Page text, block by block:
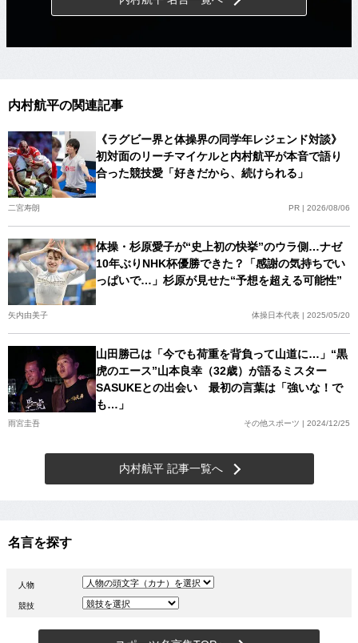
内村航平の関連記事
《ラグビー界と体操界の同学年レジェンド対談》
初対面のリーチマイケルと内村航平が本音で語り
合った競技愛「好きだから、続けられる」
二宮寿朗 PR | 2026/08/06
体操・杉原愛子が“史上初の快挙”のウラ側…ナゼ
10年ぶりNHK杯優勝できた？「感謝の気持ちでい
っぱいで…」杉原が見せた“予想を超える可能性”
矢内由美子 体操日本代表 | 2025/05/20
山田勝己は「今でも荷重を背負って山道に…」“黒
虎のエース”山本良幸（32歳）が語るミスター
SASUKEとの出会い 最初の言葉は「強いな！で
も…」
雨宮圭吾 その他スポーツ | 2024/12/25
内村航平 記事一覧へ
名言を探す
人物
競技